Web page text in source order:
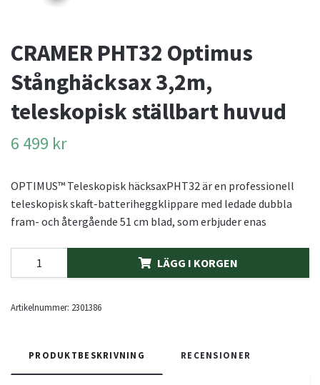
CRAMER PHT32 Optimus
Stånghäcksax 3,2m,
teleskopisk ställbart huvud
6 499 kr
OPTIMUS™ Teleskopisk häcksaxPHT32 är en professionell
teleskopisk skaft-batteriheggklippare med ledade dubbla
fram- och återgående 51 cm blad, som erbjuder enas
LÄGG I KORGEN
Artikelnummer: 2301386
PRODUKTBESKRIVNING RECENSIONER